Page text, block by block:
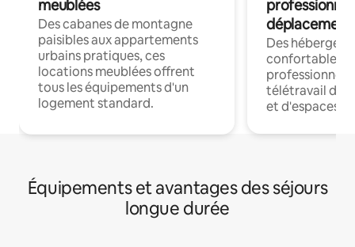
meublées
Des cabanes de montagne
paisibles aux appartements
urbains pratiques, ces
locations meublées offrent
tous les équipements d'un
logement standard.
déplacement
Des
confortables
professionnels
télétravail
et d'espaces
Équipements et avantages des séjours
longue durée